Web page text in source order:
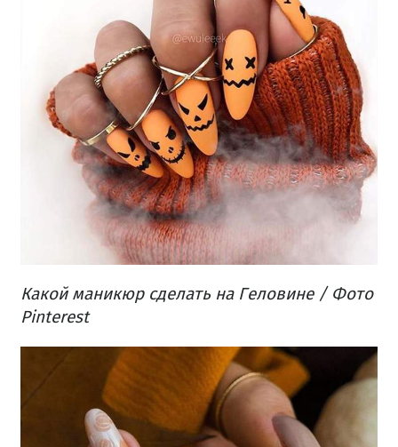
Какой маникюр сделать на Геловине / Фото
Pinterest